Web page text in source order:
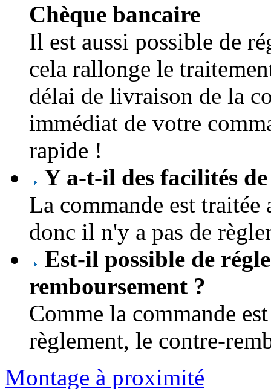
Chèque bancaire
Il est aussi possible de
cela rallonge le
délai de livraison de la
immédiat de votre
rapide !
Y a-t-il des facilités
La commande est
donc il n'y a pas de
Est-il possible de
remboursement ?
Comme la commande
règlement, le contre-
Montage à proximité